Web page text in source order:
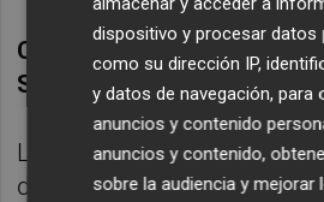
COORDINADORA:
SALVAGUARDAR LA
La visión desde el otro lado
diametralmente opuesta.
dispositivo y procesar datos
como su dirección IP,
y datos de navegación, para
anuncios y contenido
anuncios y contenido,
sobre la audiencia y mejorar